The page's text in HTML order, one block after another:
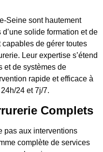
Seine sont hautement
solide formation et de
de gérer toutes
Leur expertise s’étend
et de systèmes de
rapide et efficace à
24 et 7j/7.
Complets
pas aux interventions
complète de services